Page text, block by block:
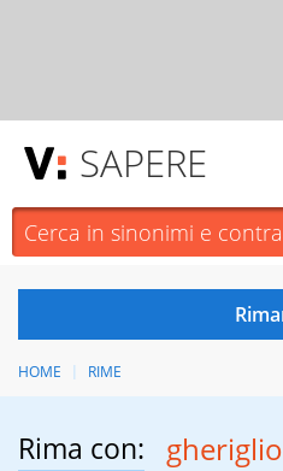
SAPERE
HOME RIME
Rima con: gheriglio